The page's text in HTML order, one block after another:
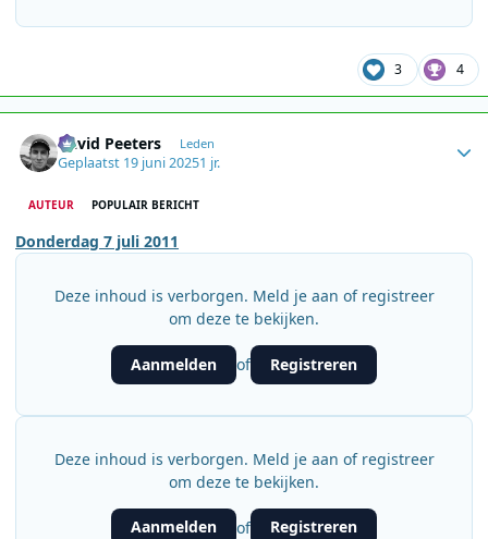
3 4
David Peeters Leden
Geplaatst 19 juni 20251 jr.
AUTEUR POPULAIR BERICHT
Donderdag 7 juli 2011
Deze inhoud is verborgen. Meld je aan of registreer
om deze te bekijken.
Aanmelden of Registreren
Deze inhoud is verborgen. Meld je aan of registreer
om deze te bekijken.
Aanmelden of Registreren